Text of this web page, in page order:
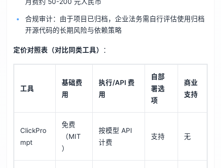
合规审计：由于项目已归档，企业法务需自行评估使用归档
开源代码的长期风险与依赖策略
定价对照表（对比同类工具） ：
工具
基础费
用
执行/API 费
用
自部
署选
项
商业
支持
ClickPro
mpt
免费
（MIT
）
按模型 API
计费
支持 无